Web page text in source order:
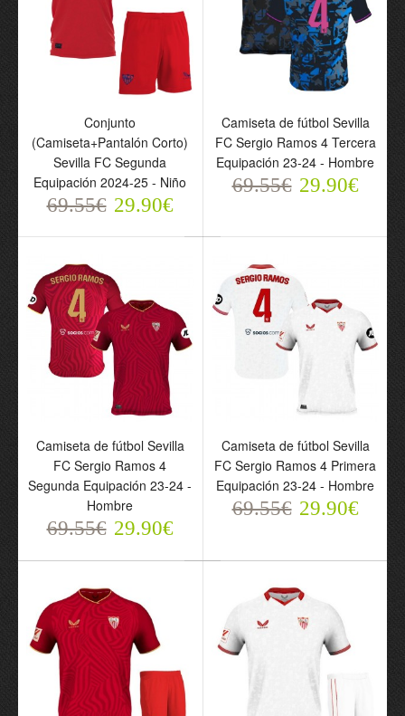
Camiseta de fútbol Sevilla
FC Segunda Equipación
2024-25 - Hombre
69.55€ 29.90€
Conjunto
(Camiseta+Pantalón
Corto) Sevilla FC
Segunda Equipación
69.55€
Camiseta de fútbol Sevilla
FC Sergio Ramos 4
Tercera Equipación 23-24
Conjunto
(Camiseta+Pantalón Corto)
Sevilla FC Segunda
Equipación 2024-25 - Niño
69.55€ 29.90€
Camiseta de fútbol Sevilla
FC Sergio Ramos 4 Tercera
Equipación 23-24 - Hombre
69.55€ 29.90€
Camiseta de fútbol Sevilla
FC Sergio Ramos 4
Segunda Equipación 23-24 -
Hombre
69.55€ 29.90€
Camiseta de fútbol Sevilla
FC Sergio Ramos 4 Primera
Equipación 23-24 - Hombre
69.55€ 29.90€